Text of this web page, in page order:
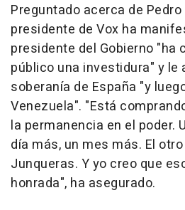
Preguntado acerca de
presidente de Vox ha
presidente del Gobierno "ha
público una investidura" y le
soberanía de España "y
Venezuela". "Está
la permanencia en el poder.
día más, un mes más. El
Junqueras. Y yo creo que
honrada", ha asegurado.